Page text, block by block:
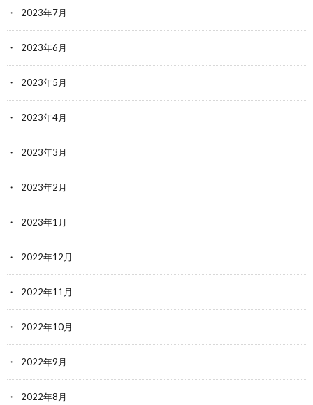
2023年7月
2023年6月
2023年5月
2023年4月
2023年3月
2023年2月
2023年1月
2022年12月
2022年11月
2022年10月
2022年9月
2022年8月